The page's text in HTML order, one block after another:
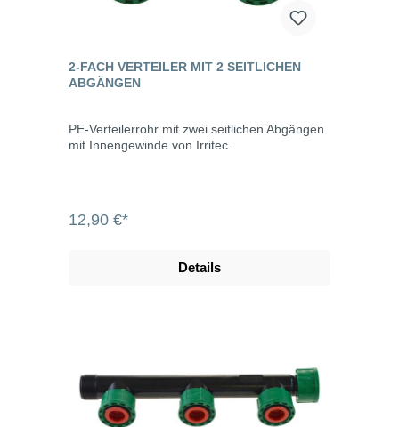
2-FACH VERTEILER MIT 2 SEITLICHEN
ABGÄNGEN
PE-Verteilerrohr mit zwei seitlichen Abgängen
mit Innengewinde von Irritec.
12,90 €*
Details